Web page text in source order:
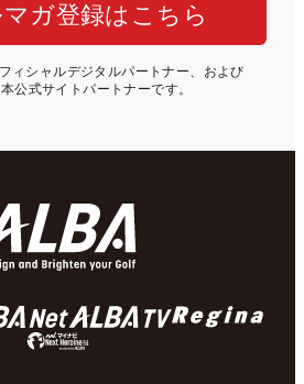
ガ登録はこちら
ィシャルデジタルパートナー、および
公式サイトパートナーです。